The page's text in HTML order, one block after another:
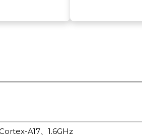
A17、1.6GHz